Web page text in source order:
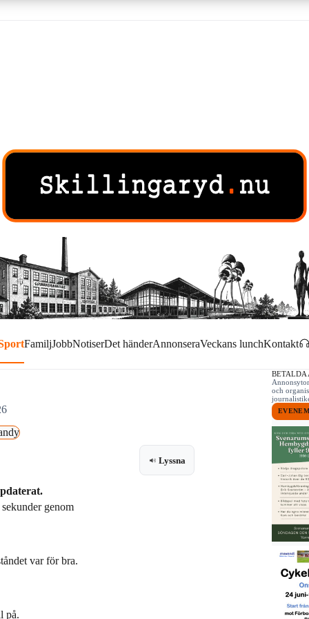
FamiljJobbNotiserDet händerAnnonseraVeckans lunchKontakt
Lyssna
genom
var för bra.
på.
BETALDA
och